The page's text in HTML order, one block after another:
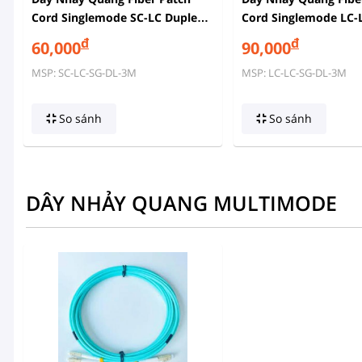
Cord Singlemode SC-LC Duplex
60,000đ
MSP: SC-LC-SG-DL-3M
So sánh
Cord Singlemode LC-
90,000đ
MSP: LC-LC-SG-DL-3M
So sánh
DÂY NHẢY QUANG MULTIMODE